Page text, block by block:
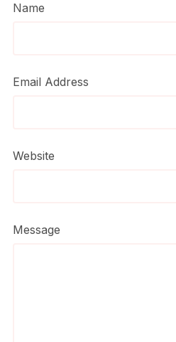
Name
Email Address
Website
Message